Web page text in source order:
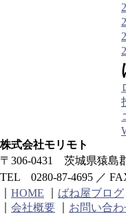
株式会社モリモト
〒306-0431 茨城県猿島
TEL 0280-87-4695 ／
HOME ばね屋ブログ
会社概要 お問い合わ